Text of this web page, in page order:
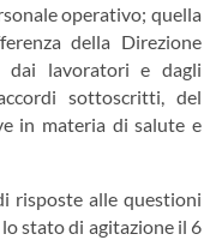
operativo; quella
della Direzione
dai lavoratori e dagli
sottoscritti, del
in materia di salute e
risposte alle questioni
stato di agitazione il 6